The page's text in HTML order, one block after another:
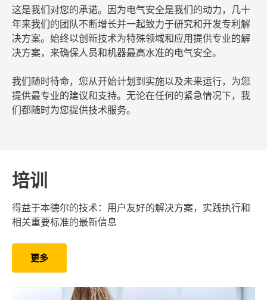
这是我们对您的承诺。因为电气安全是我们的动力，几十
年来我们的团队不断增长并一起致力于研究和开发专利解
决方案。始终以创新技术为特殊领域和应用提供专业的解
决方案，来确保人员和机器最高水准的电气安全。
我们随时待命，您从开始计划到实施以及未来运行，为您
提供最专业的建议和支持。无论在任何的紧急情况下，我
们都随时为您提供技术服务。
培训
得益于本德尔的技术：用户友好的解决方案，实践执行和
相关重要标准的最新信息
更多